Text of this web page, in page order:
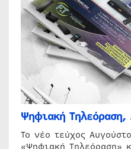
Ψηφιακή Τηλεόραση,
Το νέο τεύχος